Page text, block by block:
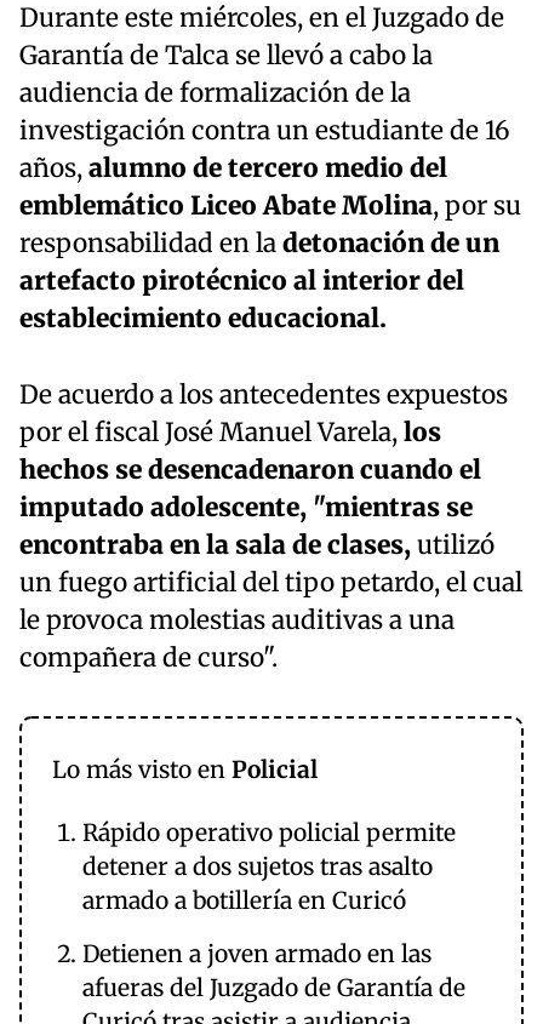
Durante este miércoles, en el Juzgado de
Garantía de Talca se llevó a cabo la
audiencia de formalización de la
investigación contra un estudiante de 16
años,alumno de tercero medio del
emblemático Liceo Abate Molina, por su
responsabilidad en ladetonación de un
artefacto pirotécnico al interior del
establecimiento educacional.
De acuerdo a los antecedentes expuestos
por el fiscal José Manuel Varela,los
hechos se desencadenaron cuando el
imputado adolescente, "mientras se
encontraba en la sala de clases,utilizó
un fuego artificial del tipo petardo, el cual
le provoca molestias auditivas a una
compañera de curso".
Lo más visto en Policial
Rápido operativo policial permite
detener a dos sujetos tras asalto
armado a botillería en Curicó
Detienen a joven armado en las
afueras del Juzgado de Garantía de